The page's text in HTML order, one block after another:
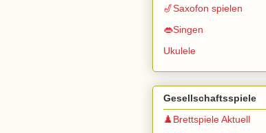
🎷Saxofon spielen
👄Singen
Ukulele
Gesellschaftsspiele
♟️Brettspiele Aktuell